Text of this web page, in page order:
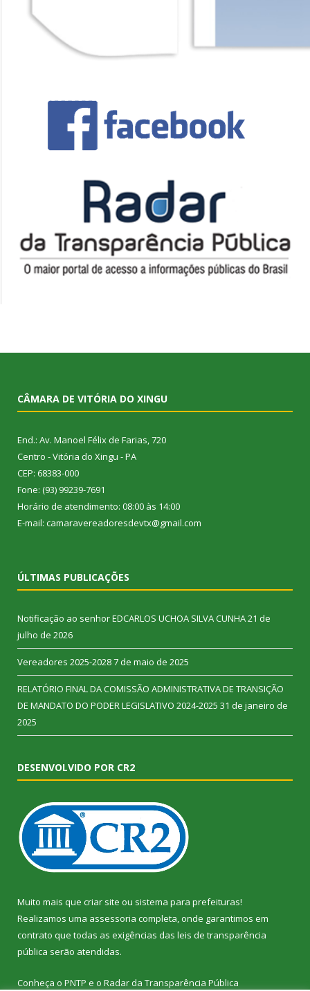
CÂMARA DE VITÓRIA DO XINGU
End.: Av. Manoel Félix de Farias, 720
Centro - Vitória do Xingu - PA
CEP: 68383-000
Fone: (93) 99239-7691
Horário de atendimento: 08:00 às 14:00
E-mail: camaravereadoresdevtx@gmail.com
ÚLTIMAS PUBLICAÇÕES
Notificação ao senhor EDCARLOS UCHOA SILVA CUNHA21 de
julho de 2026
Vereadores 2025-20287 de maio de 2025
RELATÓRIO FINAL DA COMISSÃO ADMINISTRATIVA DE TRANSIÇÃO
DE MANDATO DO PODER LEGISLATIVO 2024-2025 31 de janeiro de
2025
DESENVOLVIDO POR CR2
Muito mais que criar site ou sistema para prefeituras!
Realizamos uma assessoria completa, onde garantimos em
contrato que todas as exigências das leis de transparência
pública serão atendidas.
Conheça o PNTP e o Radar da Transparência Pública